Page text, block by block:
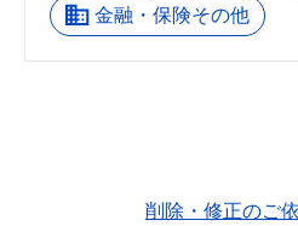
金融・保険その他
削除・修正のご